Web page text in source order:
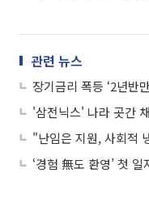
관련 뉴스
'삼전닉스' 나라 곳간
‘경험 無도 환영’ 첫